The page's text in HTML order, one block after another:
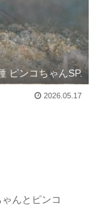
ピンコちゃんSP.
2026.05.17
んとピンコ